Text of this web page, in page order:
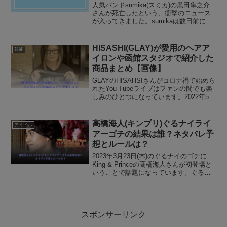
人気バンドsumika(スミカ)の黒田隼之介
さんが死亡したという、衝撃のニュース
が入ってきました。sumikaは数日前にデ
介さんが34歳という若さでの亡くなって
しまっ...
芸能
HISASHI(GLAY)が愛用のヘアア
イロンや函館スタジオで紹介した
商品まとめ【画像】
GLAYのHISAHSIさんがコロナ禍で始めら
れたYou Tubeライブはファンの間でも楽
しみのひとつになっています。2022年5月
していた方も多いのではないの...
アイドル
高橋海人(キンプリ)ぐるナイライ
アーゴチの結果は誰？ネタバレ予
想とルールは？
2023年3月23日(木)のぐるナイのゴチに
King & Princeの髙橋海人さんが初登場と
いうことで話題になっています。ぐるナ
スポンサーリンク